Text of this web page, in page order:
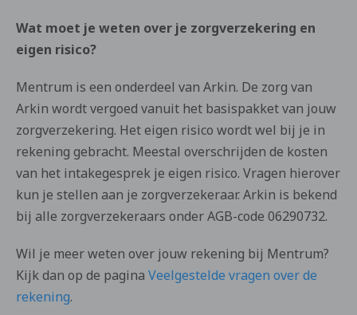
Wat moet je weten over je zorgverzekering en
eigen risico?
Mentrum is een onderdeel van Arkin. De zorg van
Arkin wordt vergoed vanuit het basispakket van jouw
zorgverzekering. Het eigen risico wordt wel bij je in
rekening gebracht. Meestal overschrijden de kosten
van het intakegesprek je eigen risico. Vragen hierover
kun je stellen aan je zorgverzekeraar. Arkin is bekend
bij alle zorgverzekeraars onder AGB-code 06290732.
Wil je meer weten over jouw rekening bij Mentrum?
Kijk dan op de pagina Veelgestelde vragen over de
rekening.